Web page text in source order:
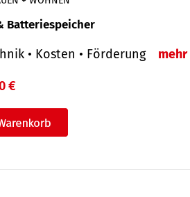
Batteriespeicher
• Kosten • Förderung mehr
€